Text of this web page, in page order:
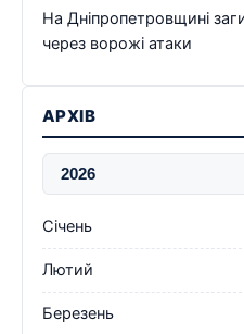
На Дніпропетровщині
через ворожі атаки
АРХІВ
Січень
Лютий
Березень